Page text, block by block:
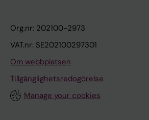
Org.nr: 202100-2973
VAT.nr: SE202100297301
Om webbplatsen
Tillgänglighetsredogörelse
Manage your cookies